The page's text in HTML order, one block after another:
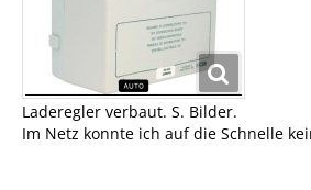
Laderegler verbaut. S. Bilder.
Im Netz konnte ich auf die Schnelle